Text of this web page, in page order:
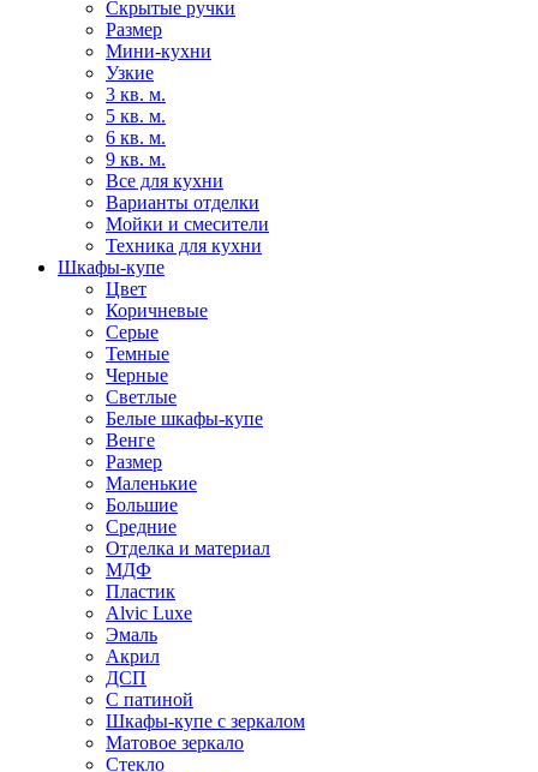
Скрытые ручки
Размер
Мини-кухни
Узкие
3 кв. м.
5 кв. м.
6 кв. м.
9 кв. м.
Все для кухни
Варианты отделки
Мойки и смесители
Техника для кухни
Шкафы-купе
Цвет
Коричневые
Серые
Темные
Черные
Светлые
Белые шкафы-купе
Венге
Размер
Маленькие
Большие
Средние
Отделка и материал
МДФ
Пластик
Alvic Luxe
Эмаль
Акрил
ДСП
С патиной
Шкафы-купе с зеркалом
Матовое зеркало
Стекло